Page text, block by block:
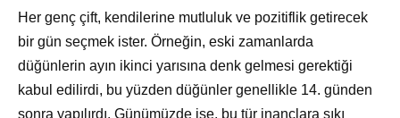
Her genç çift, kendilerine mutluluk ve pozitiflik getirecek
bir gün seçmek ister. Örneğin, eski zamanlarda
düğünlerin ayın ikinci yarısına denk gelmesi gerektiği
kabul edilirdi, bu yüzden düğünler genellikle 14. günden
sonra yapılırdı. Günümüzde ise, bu tür inançlara sıkı